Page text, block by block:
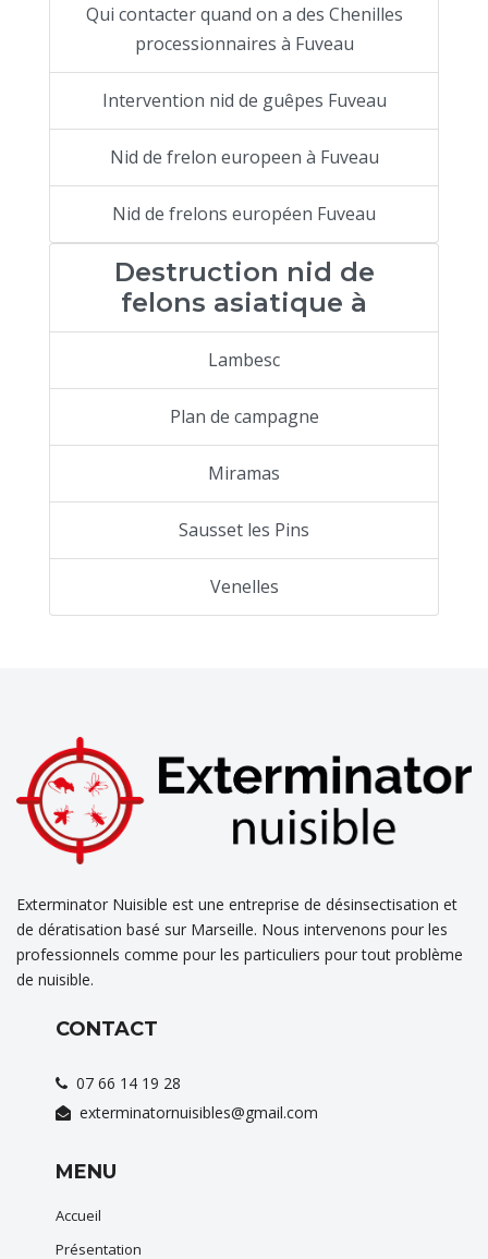
Qui contacter quand on a des Chenilles
processionnaires à Fuveau
Intervention nid de guêpes Fuveau
Nid de frelon europeen à Fuveau
Nid de frelons européen Fuveau
Destruction nid de
felons asiatique à
Lambesc
Plan de campagne
Miramas
Sausset les Pins
Venelles
Exterminator Nuisible est une entreprise de désinsectisation et
de dératisation basé sur Marseille. Nous intervenons pour les
professionnels comme pour les particuliers pour tout problème
de nuisible.
CONTACT
07 66 14 19 28
exterminatornuisibles@gmail.com
MENU
Accueil
Présentation